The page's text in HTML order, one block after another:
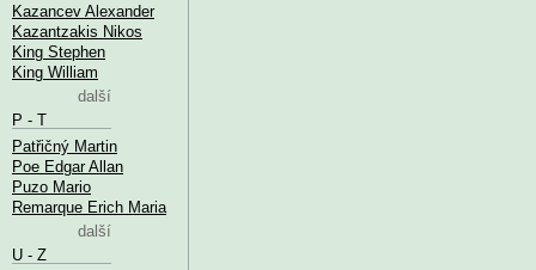
Kazancev Alexander
Kazantzakis Nikos
King Stephen
King William
další
P - T
Patřičný Martin
Poe Edgar Allan
Puzo Mario
Remarque Erich Maria
další
U - Z